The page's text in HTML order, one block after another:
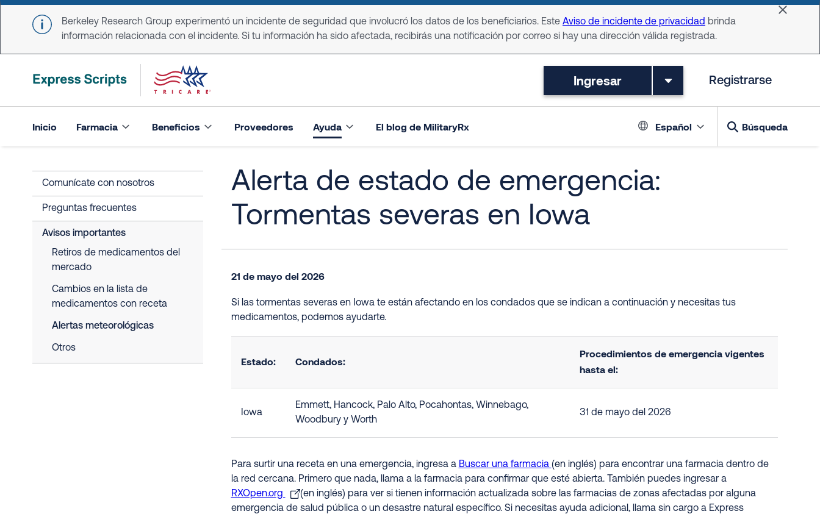
Skip to main content
Berkeley Research Group experimentó un incidente de seguridad que involucró los datos de los beneficiarios. Este Aviso de incidente de privacidad brinda
información relacionada con el incidente. Si tu información ha sido afectada, recibirás una notificación por correo si hay una dirección válida registrada.
Dismiss
Ingresar Registrarse
Inicio Farmacia Beneficios Proveedores Ayuda El blog de MilitaryRx Language
Español Búsqueda
Comunícate con nosotros
Preguntas frecuentes
Avisos importantes
Retiros de medicamentos del
mercado
Cambios en la lista de
medicamentos con receta
Alertas meteorológicas
Otros
Alerta de estado de emergencia:
Tormentas severas en Iowa
21 de mayo del 2026
Si las tormentas severas en Iowa te están afectando en los condados que se indican a continuación y necesitas tus
medicamentos, podemos ayudarte.
Estado: Condados:
Procedimientos de emergencia vigentes
hasta el:
Iowa
Emmett, Hancock, Palo Alto, Pocahontas, Winnebago,
Woodbury y Worth
31 de mayo del 2026
Para surtir una receta en una emergencia, ingresa a Buscar una farmacia (en inglés) para encontrar una farmacia dentro de
la red cercana. Primero que nada, llama a la farmacia para confirmar que esté abierta. También puedes ingresar a
RXOpen.org
(en inglés) para ver si tienen información actualizada sobre las farmacias de zonas afectadas por alguna
emergencia de salud pública o un desastre natural específico. Si necesitas ayuda adicional, llama sin cargo a Express